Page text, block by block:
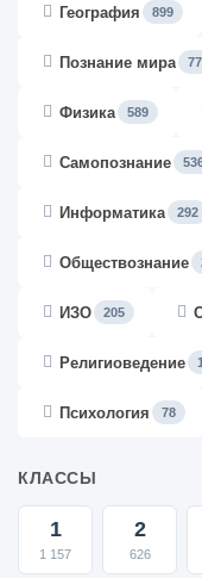
География 899
Познание мира
Физика 589
Самопознание
Информатика 292
Обществознание
ИЗО 205
Религиоведение
Психология 78
КЛАССЫ
1
1 157
2
626